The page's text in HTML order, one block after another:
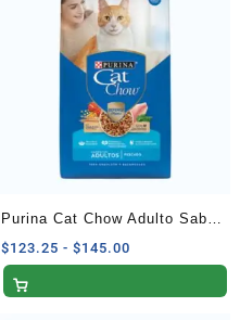
Purina Cat Chow Adulto Sabor
Pescado 3 Kg
$123.25 - $145.00
de